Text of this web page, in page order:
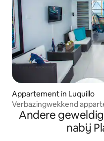
Appartement in Luquillo
Verbazingwekkend
Pared Beach
Andere
nabij